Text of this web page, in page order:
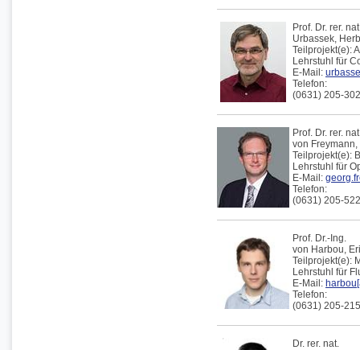
Prof. Dr. rer.
Urbassek,
Teilprojekt(e):
Lehrstuhl für
E-Mail:
Telefon:
(0631) 205-
Prof. Dr. rer.
von Freymann,
Teilprojekt(e):
Lehrstuhl für
E-Mail:
Telefon:
(0631) 205-
Prof. Dr.-Ing.
von Harbou,
Teilprojekt(e):
Lehrstuhl für
E-Mail:
Telefon:
(0631) 205-
Dr. rer. nat.